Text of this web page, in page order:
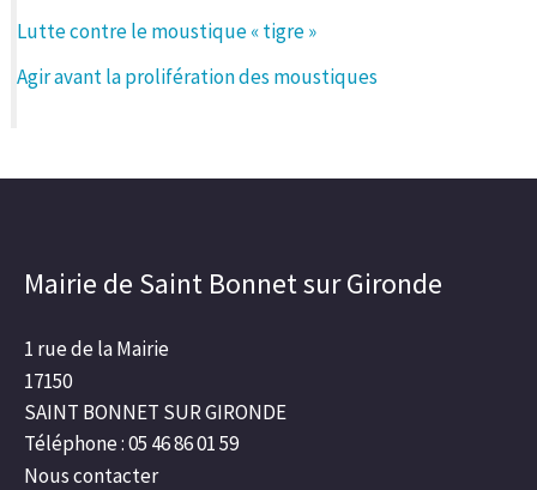
Lutte contre le moustique « tigre »
Agir avant la prolifération des moustiques
Mairie de Saint Bonnet sur Gironde
1 rue de la Mairie
17150
SAINT BONNET SUR GIRONDE
Téléphone : 05 46 86 01 59
Nous contacter